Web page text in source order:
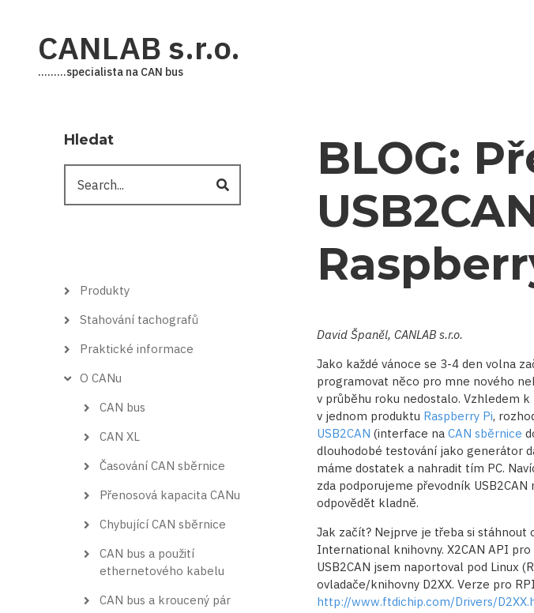
hlavnímuCANLAB s.r.o.
.........specialista na CAN bus
BLOG:
David Španěl, CANLAB s.r.o.
Jako každé vánoce se 3-4 den volna
programovat něco pro mne nového
v průběhu roku nedostalo. Vzhledem
v jednom produktu Raspberry Pi,
USB2CAN (interface na CAN sběrnice
dlouhodobé testování jako generátor
máme dostatek a nahradit tím PC.
zda podporujeme převodník
odpovědět kladně.
Jak začít? Nejprve je třeba si stáhnout
International knihovny. X2CAN API
USB2CAN jsem naportoval pod Linux
ovladače/knihovny D2XX. Verze pro
http://www.ftdichip.com/Drivers/
Hledat
Hlavní
Produkty
Stahování tachografů
Praktické informace
O CANu
CAN bus
CAN XL
Časování CAN sběrnice
Přenosová kapacita CANu
Chybující CAN sběrnice
CAN bus a použití
ethernetového kabelu
CAN bus a kroucený pár